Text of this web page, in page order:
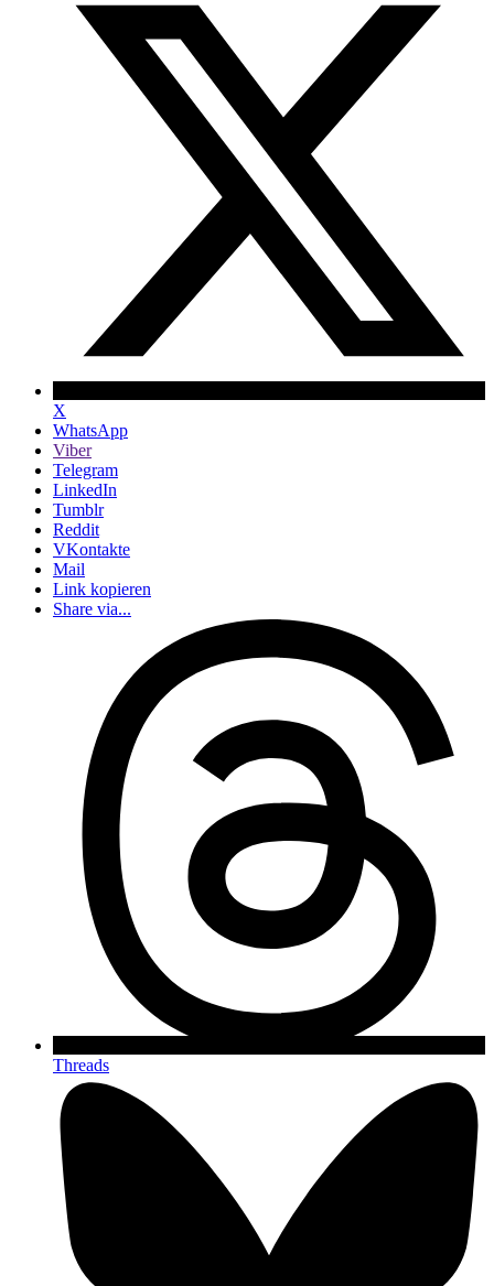
X
WhatsApp
Viber
Telegram
LinkedIn
Tumblr
Reddit
VKontakte
Mail
Link kopieren
Share via...
Threads